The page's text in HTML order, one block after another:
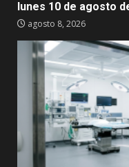
lunes 10 de agosto
agosto 8, 2026